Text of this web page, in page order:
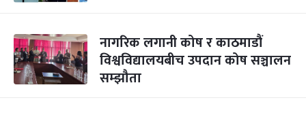
नागरिक लगानी कोष र काठमाडौं
विश्वविद्यालयबीच उपदान कोष सञ्चालन
सम्झौता